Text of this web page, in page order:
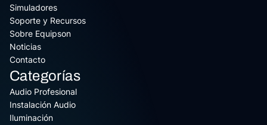
Simuladores
Soporte y Recursos
Sobre Equipson
Noticias
Contacto
Categorías
Audio Profesional
Instalación Audio
Iluminación